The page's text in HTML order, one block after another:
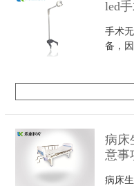
led
手术
备，
led无
病床
意事
病床